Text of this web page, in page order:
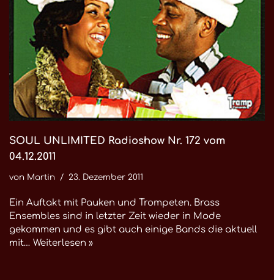
SOUL UNLIMITED Radioshow Nr. 172 vom
04.12.2011
von Martin 23. Dezember 2011
Ein Auftakt mit Pauken und Trompeten. Brass
Ensembles sind in letzter Zeit wieder in Mode
gekommen und es gibt auch einige Bands die aktuell
mit… Weiterlesen »